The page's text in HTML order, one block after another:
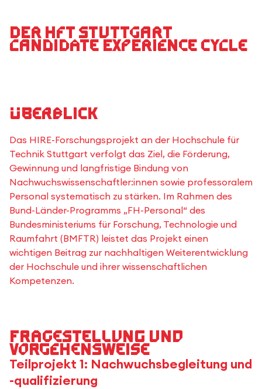
Der HFT Stuttgart
Candidate Experience Cycle
Überblick
Das HIRE-Forschungsprojekt an der Hochschule für
Technik Stuttgart verfolgt das Ziel, die Förderung,
Gewinnung und langfristige Bindung von
Nachwuchswissenschaftler:innen sowie professoralem
Personal systematisch zu stärken. Im Rahmen des
Bund-Länder-Programms „FH-Personal“ des
Bundesministeriums für Forschung, Technologie und
Raumfahrt (BMFTR) leistet das Projekt einen
wichtigen Beitrag zur nachhaltigen Weiterentwicklung
der Hochschule und ihrer wissenschaftlichen
Kompetenzen.
Fragestellung und
Vorgehensweise
Teilprojekt 1: Nachwuchsbegleitung und
-qualifizierung